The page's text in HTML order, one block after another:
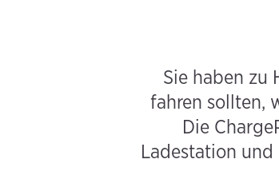
Sie haben zu
fahren sollten,
Die
Ladestation